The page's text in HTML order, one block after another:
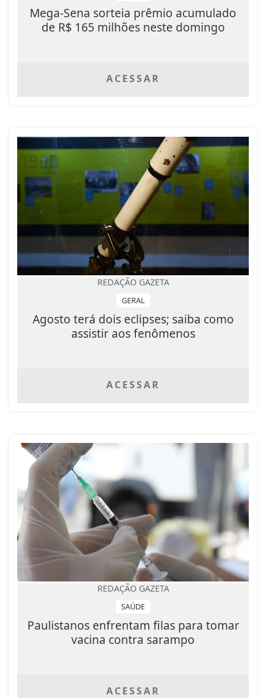
Mega-Sena sorteia prêmio acumulado
de R$ 165 milhões neste domingo
ACESSAR
REDAÇÃO GAZETA
GERAL
Agosto terá dois eclipses; saiba como
assistir aos fenômenos
ACESSAR
REDAÇÃO GAZETA
SAÚDE
Paulistanos enfrentam filas para tomar
vacina contra sarampo
ACESSAR